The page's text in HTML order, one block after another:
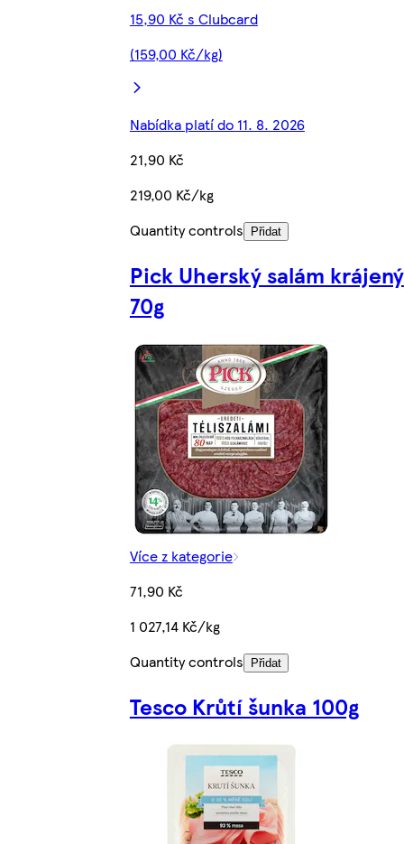
15,90 Kč s Clubcard
(159,00 Kč/kg)
Nabídka platí do 11. 8. 2026
21,90 Kč
219,00 Kč/kg
Quantity controls
Přidat
Pick Uherský salám krájený
70g
Více z kategorie
71,90 Kč
1 027,14 Kč/kg
Quantity controls
Přidat
Tesco Krůtí šunka 100g